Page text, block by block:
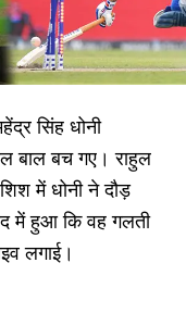
सिंह धोनी
बाल बच गए। राहुल
में धोनी ने दौड़
में हुआ कि वह गलती
लगाई।